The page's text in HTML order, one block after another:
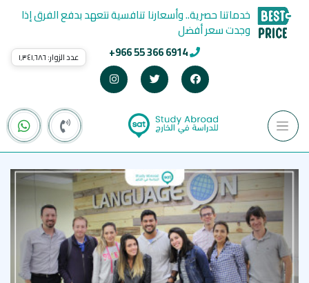
+966 55 366 6914
خدماتنا حصرية.. وأسعارنا تنافسية نتعهد بدفع الفرق إذا
وجدت سعر أفضل
عدد الزوار: ١٬٣٤١٬٦٨٦